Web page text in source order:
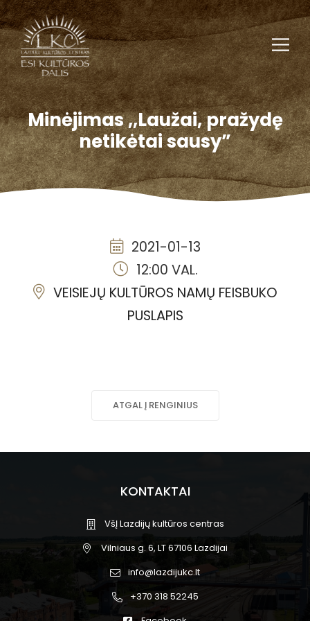
Minėjimas ,,Laužai, pražydę
netikėtai sausy”
2021-01-13
12:00 VAL.
VEISIEJŲ KULTŪROS NAMŲ FEISBUKO
PUSLAPIS
ATGAL Į RENGINIUS
KONTAKTAI
VšĮ Lazdijų kultūros centras
Vilniaus g. 6, LT 67106 Lazdijai
info@lazdijukc.lt
+370 318 52245